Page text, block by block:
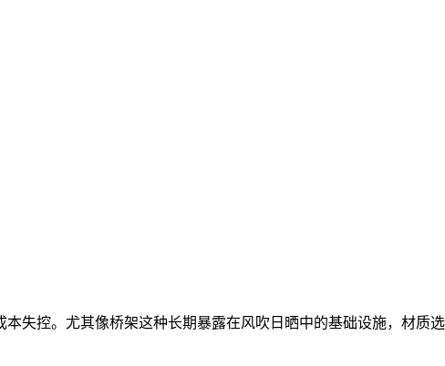
本失控。尤其像桥架这种长期暴露在风吹日晒中的基础设施，材质